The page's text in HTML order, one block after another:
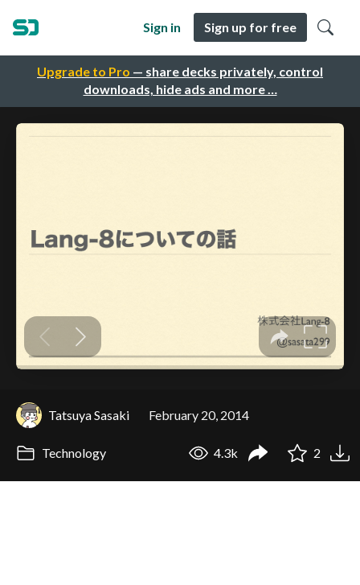
Upgrade to Pro — share decks privately, control
downloads, hide ads and more …
Sign in Sign up for free
Tatsuya Sasaki February 20, 2014
Technology 4.3k 2